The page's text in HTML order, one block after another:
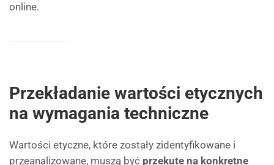
online.
Przekładanie wartości etycznych
na wymagania techniczne
Wartości etyczne, które zostały zidentyfikowane i
przeanalizowane, muszą być przekute na konkretne